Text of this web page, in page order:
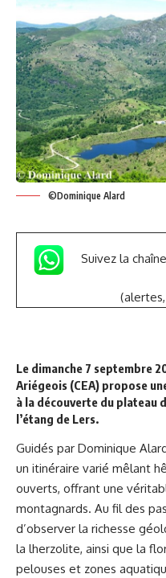
©Dominique Alard
Suivez la chaîne
Le dimanche 7 septembre
Ariégeois (CEA) propose
à la découverte du plateau
l’étang de Lers.
Guidés par Dominique
un itinéraire varié mêlant
ouverts, offrant une
montagnards. Au fil des
d’observer la richesse
la lherzolite, ainsi que la
pelouses et zones